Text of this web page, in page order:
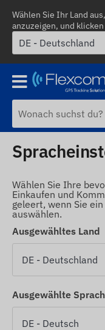
Wählen Sie Ihr Land
anzuzeigen, und
Wählen Sie Ihre
Einkaufen und
geleert, wenn Sie
auswählen.
Ausgewähltes Land
Ausgewählte